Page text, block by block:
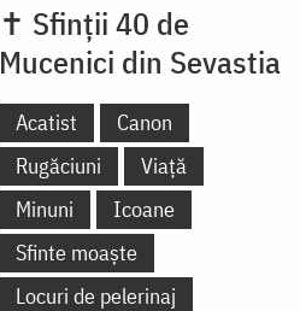
✝ Sfinții 40 de
Mucenici din Sevastia
Acatist
Canon
Rugăciuni
Viață
Minuni
Icoane
Sfinte moaște
Locuri de pelerinaj